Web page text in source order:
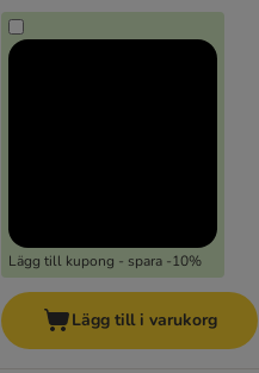
Lägg till kupong - spara -10%
Lägg till i varukorg